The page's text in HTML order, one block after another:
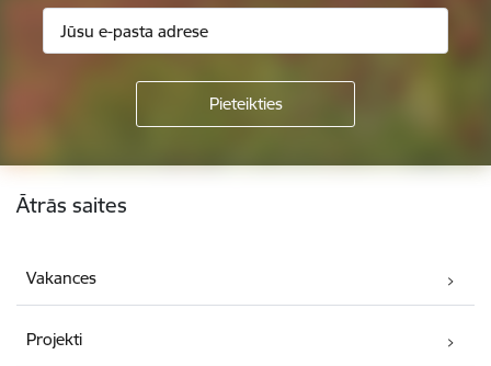
Kājene
Ātrās saites
Vakances
Projekti